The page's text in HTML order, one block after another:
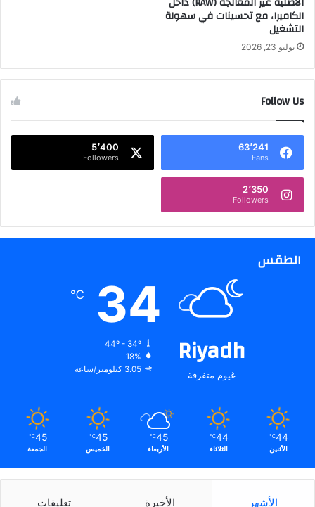
ي
ة
.
ا
ل
ك
ر
"
ش
الكاميرا، مع تحسينات في سهولة
التشغيل
يوليو 23, 2026
Follow Us
63٬241
Fans
5٬400
Followers
2٬350
Followers
الطقس
Riyadh
غيوم متفرقة
34
℃
44º - 34º
18%
3.05 كيلومتر/ساعة
44
℃
الأثنين
44
℃
الثلاثاء
45
℃
الأربعاء
45
℃
الخميس
45
℃
الجمعة
الأشهر الأخيرة تعليقات